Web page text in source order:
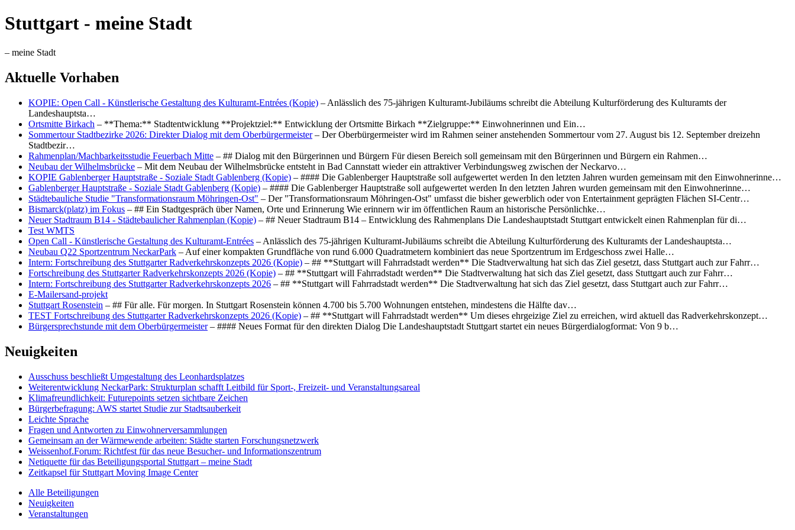
Stuttgart - meine Stadt
– meine Stadt
Aktuelle Vorhaben
KOPIE: Open Call - Künstlerische Gestaltung des Kulturamt-Entrées (Kopie) – Anlässlich des 75-jährigen Kulturamt-Jubiläums schreibt die Abteilung Kulturförderung des Kulturamts der
Landeshauptsta…
Ortsmitte Birkach – **Thema:** Stadtentwicklung **Projektziel:** Entwicklung der Ortsmitte Birkach **Zielgruppe:** Einwohnerinnen und Ein…
Sommertour Stadtbezirke 2026: Direkter Dialog mit dem Oberbürgermeister– Der Oberbürgermeister wird im Rahmen seiner anstehenden Sommertour vom 27. August bis 12. September dreizehn
Stadtbezir…
Rahmenplan/Machbarkeitsstudie Feuerbach Mitte – ## Dialog mit den Bürgerinnen und Bürgern Für diesen Bereich soll gemeinsam mit den Bürgerinnen und Bürgern ein Rahmen…
Neubau der Wilhelmsbrücke – Mit dem Neubau der Wilhelmsbrücke entsteht in Bad Cannstatt wieder ein attraktiver Verbindungsweg zwischen der Neckarvo…
KOPIE Gablenberger Hauptstraße - Soziale Stadt Gablenberg (Kopie) – #### Die Gablenberger Hauptstraße soll aufgewertet werden In den letzten Jahren wurden gemeinsam mit den Einwohnerinne…
Gablenberger Hauptstraße - Soziale Stadt Gablenberg (Kopie) – #### Die Gablenberger Hauptstraße soll aufgewertet werden In den letzten Jahren wurden gemeinsam mit den Einwohnerinne…
Städtebauliche Studie "Transformationsraum Möhringen-Ost" – Der "Transformationsraum Möhringen-Ost" umfasst die bisher gewerblich oder von Entertainment geprägten Flächen SI-Centr…
Bismarck(platz) im Fokus – ## Ein Stadtgespräch über Namen, Orte und Erinnerung Wie erinnern wir im öffentlichen Raum an historische Persönlichke…
Neuer Stadtraum B14 - Städtebaulicher Rahmenplan (Kopie) – ## Neuer Stadtraum B14 – Entwicklung des Rahmenplans Die Landeshauptstadt Stuttgart entwickelt einen Rahmenplan für di…
Test WMTS
Open Call - Künstlerische Gestaltung des Kulturamt-Entrées – Anlässlich des 75-jährigen Kulturamt-Jubiläums schreibt die Abteilung Kulturförderung des Kulturamts der Landeshauptsta…
Neubau Q22 Sportzentrum NeckarPark – Auf einer kompakten Grundfläche von rund 6.000 Quadratmetern kombiniert das neue Sportzentrum im Erdgeschoss zwei Halle…
Intern: Fortschreibung des Stuttgarter Radverkehrskonzepts 2026 (Kopie) – ## **Stuttgart will Fahrradstadt werden** Die Stadtverwaltung hat sich das Ziel gesetzt, dass Stuttgart auch zur Fahrr…
Fortschreibung des Stuttgarter Radverkehrskonzepts 2026 (Kopie) – ## **Stuttgart will Fahrradstadt werden** Die Stadtverwaltung hat sich das Ziel gesetzt, dass Stuttgart auch zur Fahrr…
Intern: Fortschreibung des Stuttgarter Radverkehrskonzepts 2026 – ## **Stuttgart will Fahrradstadt werden** Die Stadtverwaltung hat sich das Ziel gesetzt, dass Stuttgart auch zur Fahrr…
E-Mailersand-projekt
Stuttgart Rosenstein – ## Für alle. Für morgen. In Stuttgart Rosenstein können 4.700 bis 5.700 Wohnungen entstehen, mindestens die Hälfte dav…
TEST Fortschreibung des Stuttgarter Radverkehrskonzepts 2026 (Kopie) – ## **Stuttgart will Fahrradstadt werden** Um dieses ehrgeizige Ziel zu erreichen, wird aktuell das Radverkehrskonzept…
Bürgersprechstunde mit dem Oberbürgermeister– #### Neues Format für den direkten Dialog Die Landeshauptstadt Stuttgart startet ein neues Bürgerdialogformat: Von 9 b…
Neuigkeiten
Ausschuss beschließt Umgestaltung des Leonhards­platzes
Weiterentwicklung NeckarPark: Strukturplan schafft Leitbild für Sport-, Freizeit- und Veranstaltungsareal
Klimafreundlichkeit: Futurepoints setzen sichtbare Zeichen
Bürgerbefragung: AWS startet Studie zur Stadtsauberkeit
Leichte Sprache
Fragen und Antworten zu Einwohnerversammlungen
Gemeinsam an der Wärmewende arbeiten: Städte starten Forschungsnetzwerk
Weissenhof.Forum: Richtfest für das neue Besucher- und Informationszentrum
Netiquette für das Beteiligungsportal Stuttgart – meine Stadt
Zeitkapsel für Stuttgart Moving Image Center
Alle Beteiligungen
Neuigkeiten
Veranstaltungen